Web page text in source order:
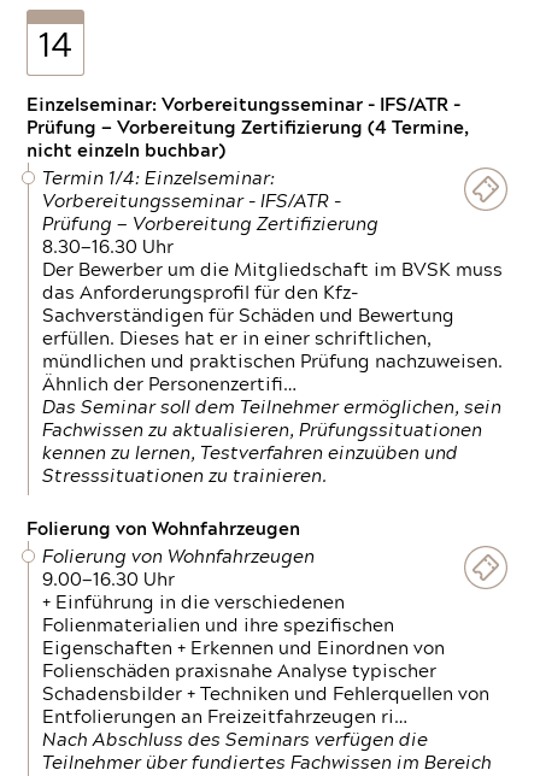
14
Einzelseminar: Vorbereitungsseminar - IFS/ATR -
Prüfung — Vorbereitung Zertifizierung (4 Termine,
nicht einzeln buchbar)
Termin 1/4: Einzelseminar:
Vorbereitungsseminar - IFS/ATR -
Prüfung — Vorbereitung Zertifizierung
8.30—16.30 Uhr
Der Bewerber um die Mitgliedschaft im BVSK muss
das Anforderungsprofil für den Kfz-
Sachverständigen für Schäden und Bewertung
erfüllen. Dieses hat er in einer schriftlichen,
mündlichen und praktischen Prüfung nachzuweisen.
Ähnlich der Personenzertifi…
Das Seminar soll dem Teilnehmer ermöglichen, sein
Fachwissen zu aktualisieren, Prüfungssituationen
kennen zu lernen, Testverfahren einzuüben und
Stresssituationen zu trainieren.
Folierung von Wohnfahrzeugen
Folierung von Wohnfahrzeugen
9.00—16.30 Uhr
+ Einführung in die verschiedenen
Folienmaterialien und ihre spezifischen
Eigenschaften + Erkennen und Einordnen von
Folienschäden praxisnahe Analyse typischer
Schadensbilder + Techniken und Fehlerquellen von
Entfolierungen an Freizeitfahrzeugen ri…
Nach Abschluss des Seminars verfügen die
Teilnehmer über fundiertes Fachwissen im Bereich